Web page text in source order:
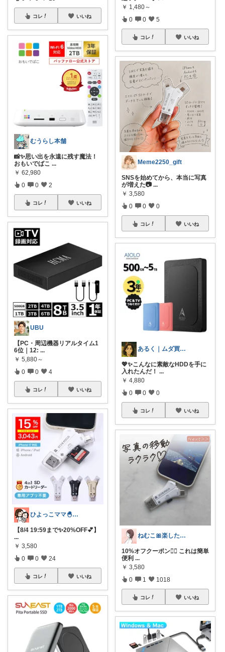
コレ いいね
むうらし本舗
📸✨思い出を永遠に残す魔法！
おもいでばこ ...
￥ 62,980
0 0 2
コレ いいね
UBU
【PC・周辺機器リアルタイム1
6位｜12: ...
￥ 5,880～
0 0 4
コレ いいね
ひよっこママ🐣𓂃ゆるっと育児と暮らし
【8/4 19:59まで✨20%OFF💕】
...
￥ 3,580
0 0 24
コレ いいね
￥ 1,480～
0 0 5
コレ いいね
Meme2250_gift
SNSを始めてから、本当に写真
が増えた📷 ...
￥ 3,580
0 0 0
コレ いいね
あるく｜ムダ買い減らす人
💖✨こんなに素敵なHDDを手に
入れたんだ！ ...
￥ 4,880
0 0 0
コレ いいね
ねむこ🎀楽したいママの購入品ほぼオリ写
10%オフクーポン❤️‍🔥 これは簡単
便利 ...
￥ 3,580
0 1 1018
コレ いいね